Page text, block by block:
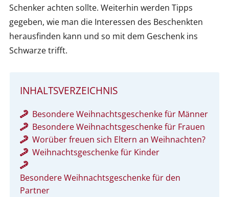
Schenker achten sollte. Weiterhin werden Tipps
gegeben, wie man die Interessen des Beschenkten
herausfinden kann und so mit dem Geschenk ins
Schwarze trifft.
INHALTSVERZEICHNIS
Besondere Weihnachtsgeschenke für Männer
Besondere Weihnachtsgeschenke für Frauen
Worüber freuen sich Eltern an Weihnachten?
Weihnachtsgeschenke für Kinder
Besondere Weihnachtsgeschenke für den
Partner